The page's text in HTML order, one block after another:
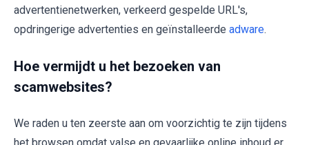
advertentienetwerken, verkeerd gespelde URL's,
opdringerige advertenties en geïnstalleerde adware.
Hoe vermijdt u het bezoeken van
scamwebsites?
We raden u ten zeerste aan om voorzichtig te zijn tijdens